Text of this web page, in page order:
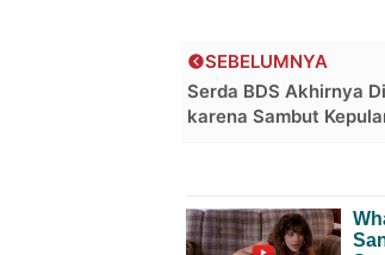
SEBELUMNYA
Serda BDS Akhirnya
karena Sambut